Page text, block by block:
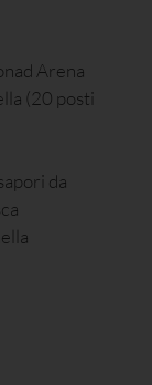
Arena
(20 posti
da